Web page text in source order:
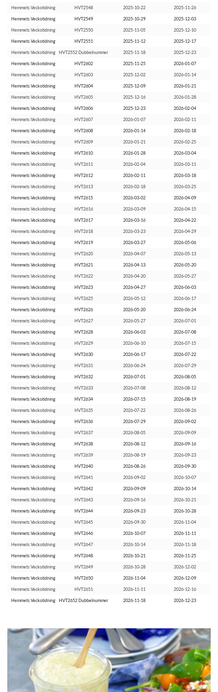
Hemmets Veckotidning HVT2548 2025-10-22 2025-11-26
Hemmets Veckotidning HVT2549 2025-10-29 2025-12-03
Hemmets Veckotidning HVT2550 2025-11-05 2025-12-10
Hemmets Veckotidning HVT2551 2025-11-12 2025-12-17
Hemmets Veckotidning HVT2552 Dubbelnummer 2025-11-18 2025-12-23
Hemmets Veckotidning HVT2602 2025-11-25 2026-01-07
Hemmets Veckotidning HVT2603 2025-12-02 2026-01-14
Hemmets Veckotidning HVT2604 2025-12-09 2026-01-21
Hemmets Veckotidning HVT2605 2025-12-16 2026-01-28
Hemmets Veckotidning HVT2606 2025-12-23 2026-02-04
Hemmets Veckotidning HVT2607 2026-01-07 2026-02-11
Hemmets Veckotidning HVT2608 2026-01-14 2026-02-18
Hemmets Veckotidning HVT2609 2026-01-21 2026-02-25
Hemmets Veckotidning HVT2610 2026-01-28 2026-03-04
Hemmets Veckotidning HVT2611 2026-02-04 2026-03-11
Hemmets Veckotidning HVT2612 2026-02-11 2026-03-18
Hemmets Veckotidning HVT2613 2026-02-18 2026-03-25
Hemmets Veckotidning HVT2615 2026-03-02 2026-04-09
Hemmets Veckotidning HVT2616 2026-03-09 2026-04-15
Hemmets Veckotidning HVT2617 2026-03-16 2026-04-22
Hemmets Veckotidning HVT2618 2026-03-23 2026-04-29
Hemmets Veckotidning HVT2619 2026-03-27 2026-05-06
Hemmets Veckotidning HVT2620 2026-04-07 2026-05-13
Hemmets Veckotidning HVT2621 2026-04-13 2026-05-20
Hemmets Veckotidning HVT2622 2026-04-20 2026-05-27
Hemmets Veckotidning HVT2623 2026-04-27 2026-06-03
Hemmets Veckotidning HVT2625 2026-05-12 2026-06-17
Hemmets Veckotidning HVT2626 2026-05-20 2026-06-24
Hemmets Veckotidning HVT2627 2026-05-27 2026-07-01
Hemmets Veckotidning HVT2628 2026-06-03 2026-07-08
Hemmets Veckotidning HVT2629 2026-06-10 2026-07-15
Hemmets Veckotidning HVT2630 2026-06-17 2026-07-22
Hemmets Veckotidning HVT2631 2026-06-24 2026-07-29
Hemmets Veckotidning HVT2632 2026-07-01 2026-08-05
Hemmets Veckotidning HVT2633 2026-07-08 2026-08-12
Hemmets Veckotidning HVT2634 2026-07-15 2026-08-19
Hemmets Veckotidning HVT2635 2026-07-22 2026-08-26
Hemmets Veckotidning HVT2636 2026-07-29 2026-09-02
Hemmets Veckotidning HVT2637 2026-08-05 2026-09-09
Hemmets Veckotidning HVT2638 2026-08-12 2026-09-16
Hemmets Veckotidning HVT2639 2026-08-19 2026-09-23
Hemmets Veckotidning HVT2640 2026-08-26 2026-09-30
Hemmets Veckotidning HVT2641 2026-09-02 2026-10-07
Hemmets Veckotidning HVT2642 2026-09-09 2026-10-14
Hemmets Veckotidning HVT2643 2026-09-16 2026-10-21
Hemmets Veckotidning HVT2644 2026-09-23 2026-10-28
Hemmets Veckotidning HVT2645 2026-09-30 2026-11-04
Hemmets Veckotidning HVT2646 2026-10-07 2026-11-11
Hemmets Veckotidning HVT2647 2026-10-14 2026-11-18
Hemmets Veckotidning HVT2648 2026-10-21 2026-11-25
Hemmets Veckotidning HVT2649 2026-10-28 2026-12-02
Hemmets Veckotidning HVT2650 2026-11-04 2026-12-09
Hemmets Veckotidning HVT2651 2026-11-11 2026-12-16
Hemmets Veckotidning HVT2652 Dubbelnummer 2026-11-18 2026-12-23